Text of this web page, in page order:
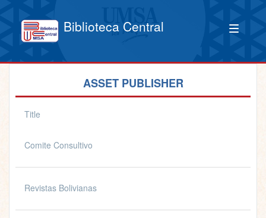
Biblioteca Central
ASSET PUBLISHER
Title
Comite Consultivo
Revistas Bolivianas